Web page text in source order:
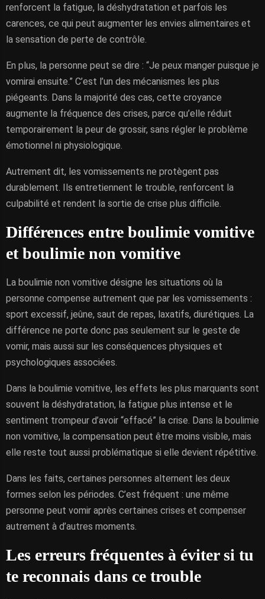
renforcent la fatigue, la déshydratation et parfois les
carences, ce qui peut augmenter les envies alimentaires et
la sensation de perte de contrôle.
En plus, la personne peut se dire : “Je peux manger puisque je
vomirai ensuite.” C’est l’un des mécanismes les plus
piégeants. Dans la majorité des cas, cette croyance
augmente la fréquence des crises, parce qu’elle réduit
temporairement la peur de grossir, sans régler le problème
émotionnel ni physiologique.
Autrement dit, les vomissements ne protègent pas
durablement. Ils entretiennent le trouble, renforcent la
culpabilité et rendent la sortie de crise plus difficile.
Différences entre boulimie vomitive
et boulimie non vomitive
La boulimie non vomitive désigne les situations où la
personne compense autrement que par les vomissements :
sport excessif, jeûne, saut de repas, laxatifs, diurétiques. La
différence ne porte donc pas seulement sur le geste de
vomir, mais aussi sur les conséquences physiques et
psychologiques associées.
Dans la boulimie vomitive, les effets les plus marquants sont
souvent la déshydratation, la fatigue plus intense et le
sentiment trompeur d’avoir “effacé” la crise. Dans la boulimie
non vomitive, la compensation peut être moins visible, mais
elle reste tout aussi problématique si elle devient répétitive.
Dans les faits, certaines personnes alternent les deux
formes selon les périodes. C’est fréquent : une même
personne peut vomir après certaines crises et compenser
autrement à d’autres moments.
Les erreurs fréquentes à éviter si tu
te reconnais dans ce trouble